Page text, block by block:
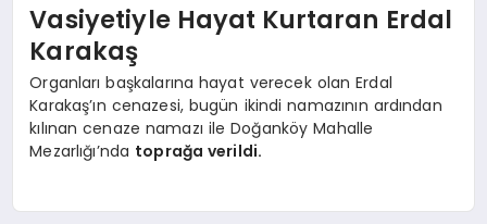
Vasiyetiyle Hayat Kurtaran Erdal
Karakaş
Organları başkalarına hayat verecek olan Erdal
Karakaş’ın cenazesi, bugün ikindi namazının ardından
kılınan cenaze namazı ile Doğanköy Mahalle
Mezarlığı’nda toprağa verildi.